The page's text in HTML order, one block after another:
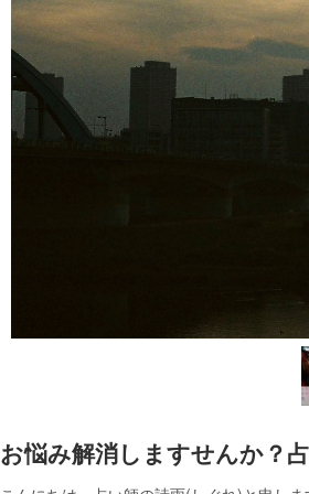
お悩み解消しますせんか？